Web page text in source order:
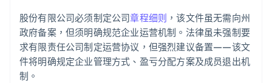
股份有限公司必须制定公司章程细则 ，该文件虽无需向州
政府备案，但须明确规范企业运营机制。法律虽未强制要
求有限责任公司制定运营协议，但强烈建议备置——该文
件将明确规定企业管理方式、盈亏分配方案及成员退出机
制。